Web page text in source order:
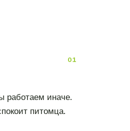
работаем иначе.
питомца.